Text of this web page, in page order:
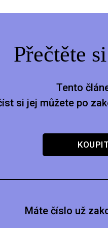
Přečtěte
Tento
si jej můžete po
Máte číslo už